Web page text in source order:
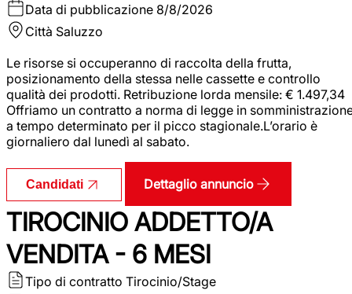
Data di pubblicazione 8/8/2026
Città Saluzzo
Le risorse si occuperanno di raccolta della frutta,
posizionamento della stessa nelle cassette e controllo
qualità dei prodotti. Retribuzione lorda mensile: € 1.497,34
Offriamo un contratto a norma di legge in
a tempo determinato per il picco stagionale.L’orario è
giornaliero dal lunedì al sabato.
Candidati Dettaglio annuncio
TIROCINIO ADDETTO/A
VENDITA - 6 MESI
Tipo di contratto Tirocinio/Stage